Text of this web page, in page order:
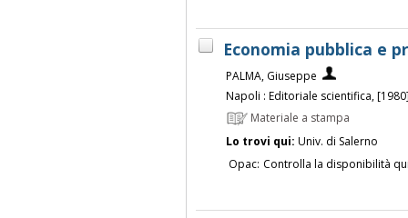
Economia pubblica e
PALMA, Giuseppe
Napoli : Editoriale scientifica,
Materiale a stampa
Lo trovi qui: Univ. di Salerno
Opac: Controlla la disponibilità